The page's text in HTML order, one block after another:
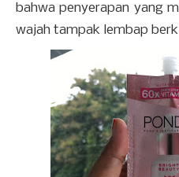
bahwa penyerapan yang
wajah tampak lembap